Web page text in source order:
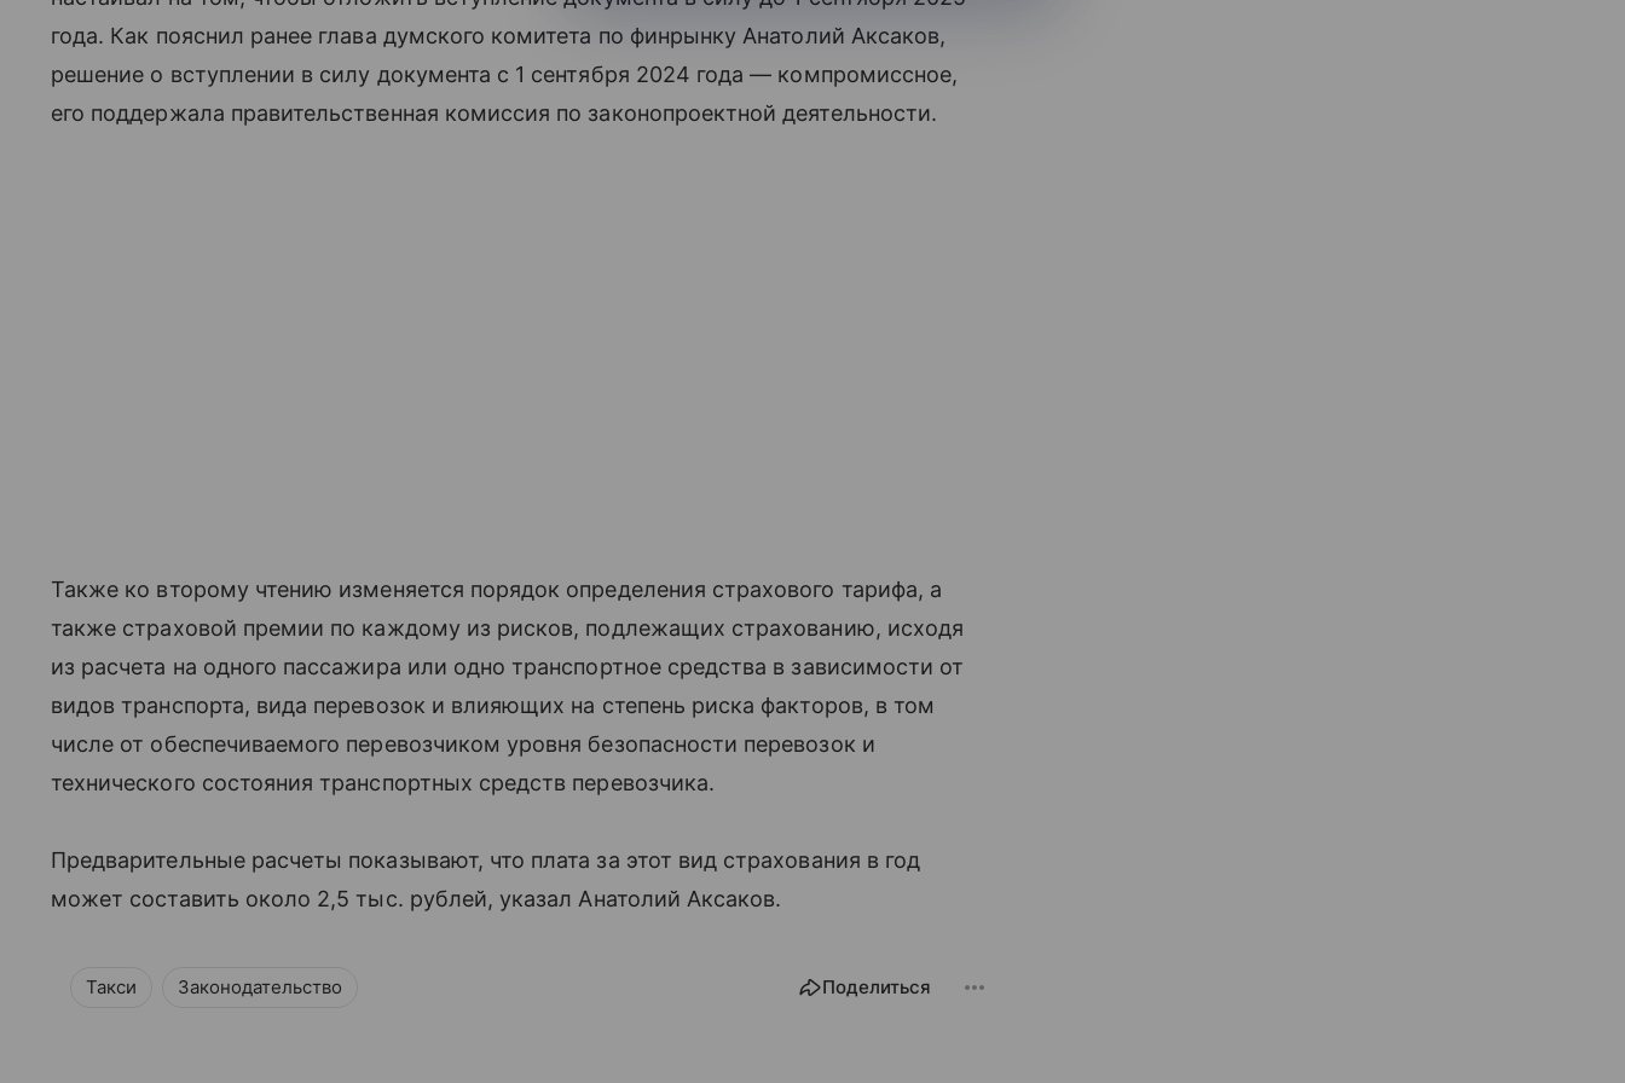
года. Как пояснил ранее глава думского комитета по финрынку Анатолий Аксаков,
решение о вступлении в силу документа с 1 сентября 2024 года — компромиссное,
его поддержала правительственная комиссия по законопроектной деятельности.
Также ко второму чтению изменяется порядок определения страхового тарифа, а
также страховой премии по каждому из рисков, подлежащих страхованию, исходя
из расчета на одного пассажира или одно транспортное средства в зависимости от
видов транспорта, вида перевозок и влияющих на степень риска факторов, в том
числе от обеспечиваемого перевозчиком уровня безопасности перевозок и
технического состояния транспортных средств перевозчика.
Предварительные расчеты показывают, что плата за этот вид страхования в год
может составить около 2,5 тыс. рублей, указал Анатолий Аксаков.
Такси Законодательство Поделиться